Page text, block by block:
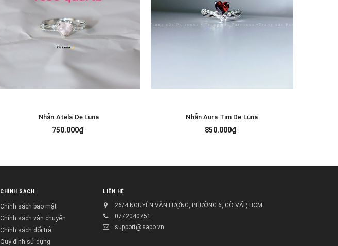
TÙY CHỌN
Nhẫn Atela De Luna
750.000₫
TÙY CHỌN
Nhẫn Aura Tim De Luna
850.000₫
CHÍNH SÁCH
Chính sách bảo mật
Chính sách vận chuyển
Chính sách đổi trả
Quy định sử dụng
LIÊN HỆ
26/4 NGUYỄN VĂN LƯỢNG, PHƯỜNG 6, GÒ VẤP, HCM
0772040751
support@sapo.vn